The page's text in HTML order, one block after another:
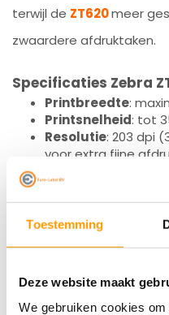
Toestemming
Deze website maakt
We gebruiken cookies
terwijl de ZT620meer
zwaardere afdruktaken.
Specificaties Zebra
Printbreedte:
Printsnelheid: tot
Resolutie: 203 dpi
voor extra fijne
: USB,
:
diameter
Display: gekleurd,
600 dpi printkop
afdrukken